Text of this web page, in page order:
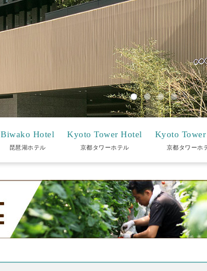
Biwako Hotel
琵琶湖ホテル
Kyoto Tower Hotel
京都タワーホテル
Kyoto
京都タワーホ